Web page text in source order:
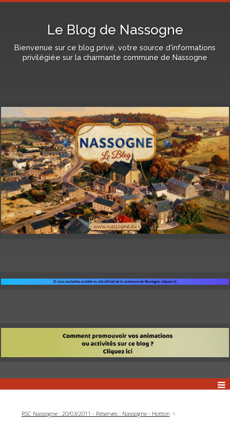
Le Blog de Nassogne
Bienvenue sur ce blog privé, votre source d'informations
privilégiée sur la charmante commune de Nassogne
RSC Nassogne : 20/03/2011 - Réserves : Nassogne - Hotton